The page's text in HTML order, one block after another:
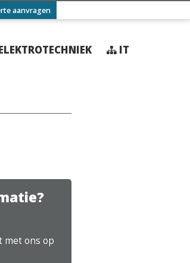
aanvragen
IT
met ons op